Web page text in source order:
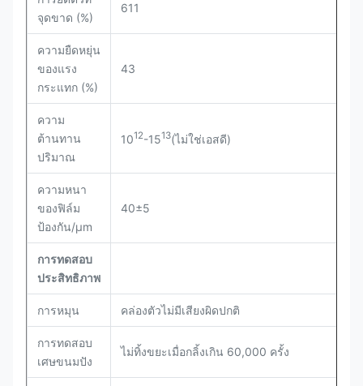
จุดขาด (%)
611
ความยืดหยุ่น
ของแรง
กระแทก (%)
43
ความ
ต้านทาน
ปริมาณ
1012-1513(ไม่ใช่เอสดี)
ความหนา
ของฟิล์ม
ป้องกัน/µm
40±5
การทดสอบ
ประสิทธิภาพ
การหมุน คล่องตัวไม่มีเสียงผิดปกติ
การทดสอบ
เศษขนมปัง
ไม่ทิ้งขยะเมื่อกลิ้งเกิน 60,000 ครั้ง